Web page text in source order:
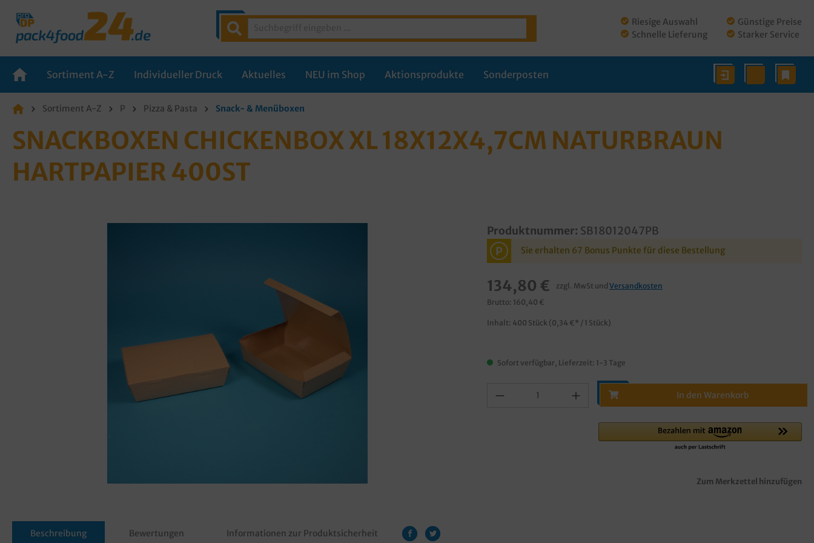
Riesige Auswahl
Schnelle Lieferung
Günstige Preise
Starker Service
Sortiment A-Z Individueller Druck Aktuelles NEU im Shop Aktionsprodukte Sonderposten
Sortiment A-Z P Pizza & Pasta Snack- & Menüboxen
SNACKBOXEN CHICKENBOX XL 18X12X4,7CM NATURBRAUN
HARTPAPIER 400ST
Produktnummer: SB18012047PB
P Sie erhalten 67 Bonus Punkte für diese Bestellung
134,80 € zzgl. MwSt und Versandkosten
Brutto: 160,40 €
Inhalt: 400 Stück (0,34 €* / 1 Stück)
Sofort verfügbar, Lieferzeit: 1-3 Tage
In den Warenkorb
Zum Merkzettel hinzufügen
Beschreibung Bewertungen Informationen zur Produktsicherheit